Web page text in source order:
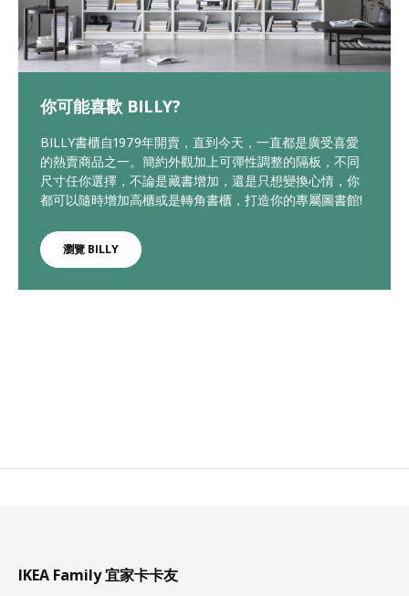
你可能喜歡 BILLY?
BILLY書櫃自1979年開賣，直到今天，一直都是廣受喜愛
的熱賣商品之一。簡約外觀加上可彈性調整的隔板，不同
尺寸任你選擇，不論是藏書增加，還是只想變換心情，你
都可以隨時增加高櫃或是轉角書櫃，打造你的專屬圖書館!
瀏覽 BILLY
IKEA Family 宜家卡卡友